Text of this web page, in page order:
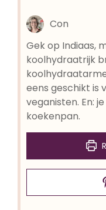
Con
Gek op Indiaas,
koolhydraatrijk
eens geschikt is
veganisten. En:
koekenpan.